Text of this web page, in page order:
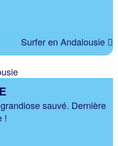
Surfer en Andalousie
sauvé. Dernière
!